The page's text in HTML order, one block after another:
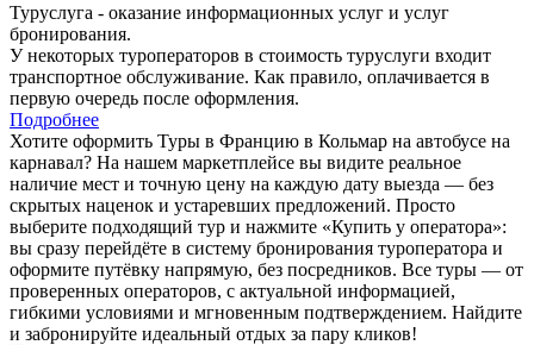
Туруслуга - оказание информационных услуг и услуг
бронирования.
У некоторых туроператоров в стоимость туруслуги входит
транспортное обслуживание. Как правило, оплачивается в
первую очередь после оформления.
Подробнее
Хотите оформить Туры в Францию в Кольмар на автобусе на
карнавал? На нашем маркетплейсе вы видите реальное
наличие мест и точную цену на каждую дату выезда — без
скрытых наценок и устаревших предложений. Просто
выберите подходящий тур и нажмите «Купить у оператора»:
вы сразу перейдёте в систему бронирования туроператора и
оформите путёвку напрямую, без посредников. Все туры — от
проверенных операторов, с актуальной информацией,
гибкими условиями и мгновенным подтверждением. Найдите
и забронируйте идеальный отдых за пару кликов!